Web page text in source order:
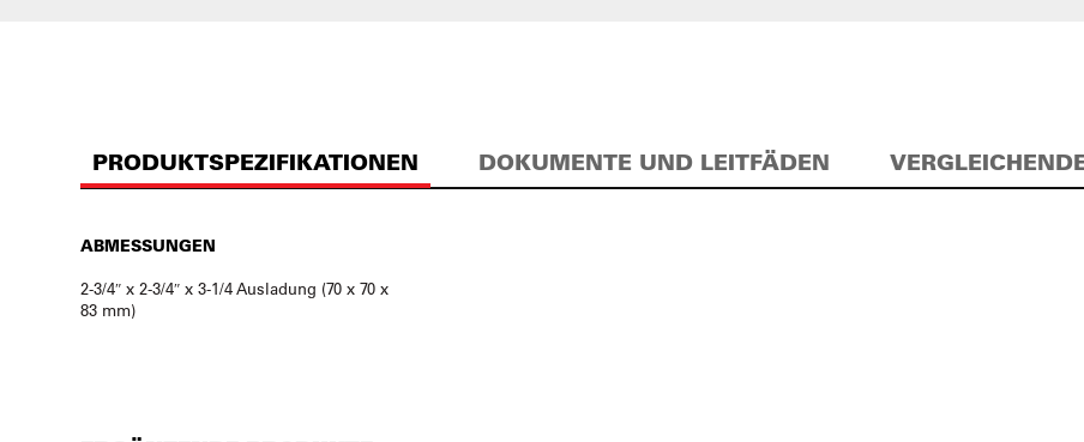
PRODUKTSPEZIFIKATIONEN DOKUMENTE UND LEITFÄDEN
ABMESSUNGEN
2-3/4″ x 2-3/4″ x 3-1/4 Ausladung (70 x 70 x
83 mm)